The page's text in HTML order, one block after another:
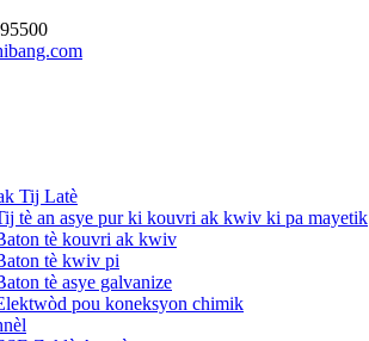
Tij Latè
tè an asye pur ki kouvri ak kwiv ki pa mayetik
tè kouvri ak kwiv
tè kwiv pi
tè asye galvanize
pou koneksyon chimik